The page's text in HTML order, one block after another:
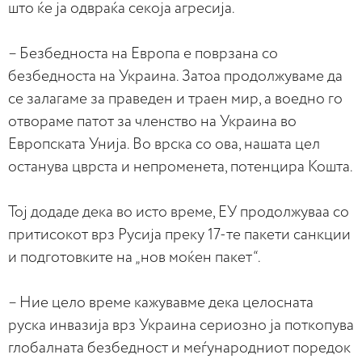
што ќе ја одвраќа секоја агресија.
– Безбедноста на Европа е поврзана со
безбедноста на Украина. Затоа продолжуваме да
се залагаме за праведен и траен мир, а воедно го
отвораме патот за членство на Украина во
Европската Унија. Во врска со ова, нашата цел
останува цврста и непроменета, потенцира Кошта.
Тој додаде дека во исто време, ЕУ продолжуваа со
притисокот врз Русија преку 17-те пакети санкции
и подготовките на „нов моќен пакет“.
– Ние цело време кажувавме дека целосната
руска инвазија врз Украина сериозно ја поткопува
глобалната безбедност и меѓународниот поредок